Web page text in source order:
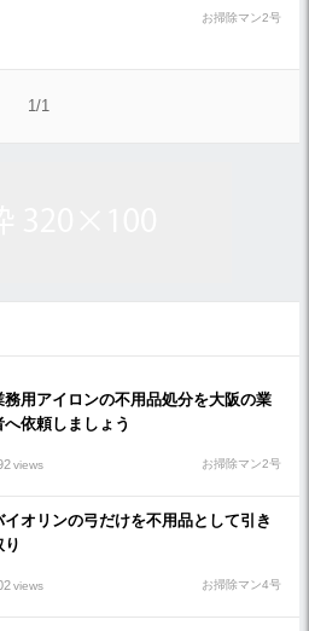
お掃除マン2号
1/1
務用アイロンの不用品処分を大阪の業
へ依頼しましょう
views お掃除マン2号
イオリンの弓だけを不用品として引き
り
views お掃除マン4号